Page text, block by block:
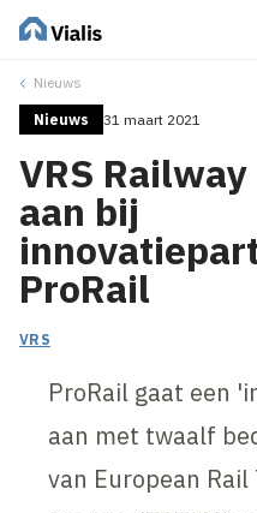
Nieuws
Nieuws 31 maart 2021
VRS
aan bij
ProRail
VRS
ProRail gaat een
aan met twaalf
van European